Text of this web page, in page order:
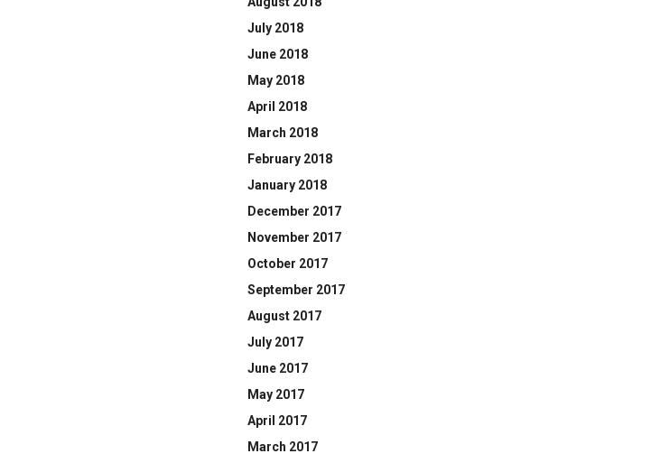
July 2018
June 2018
May 2018
April 2018
March 2018
February 2018
January 2018
December 2017
November 2017
October 2017
September 2017
August 2017
July 2017
June 2017
May 2017
April 2017
March 2017